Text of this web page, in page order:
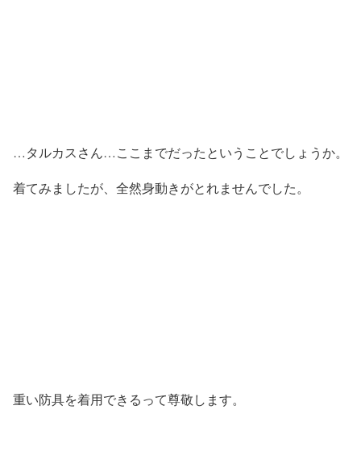
…タルカスさん…ここまでだったということでしょうか。
着てみましたが、全然身動きがとれませんでした。
重い防具を着用できるって尊敬します。